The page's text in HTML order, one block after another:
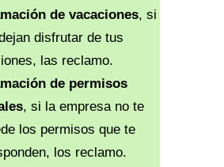
de vacaciones, si
disfrutar de tus
las reclamo.
de permisos
, si la empresa no te
los permisos que te
los reclamo.